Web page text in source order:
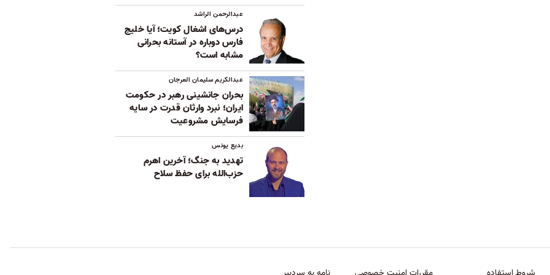
عبدالرحمن الراشد
درس‌های اشغال کویت؛ آیا خلیج
فارس دوباره در آستانه بحرانی
مشابه است؟
عبدالکریم سلیمان العرجان
بحران جانشینی رهبر در حکومت
ایران؛ نبرد وارثان قدرت در سایه
فرسایش مشروعیت
بدیع یونس
تهدید به جنگ؛ آخرین اهرم
حزب‌الله برای حفظ سلاح